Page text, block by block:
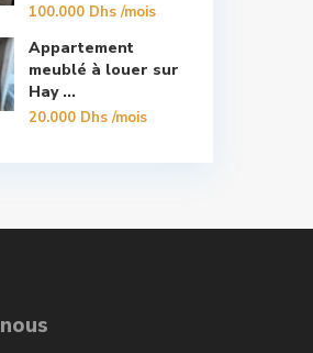
100.000 Dhs/mois
Appartement
meublé à louer sur
Hay ...
20.000 Dhs/mois